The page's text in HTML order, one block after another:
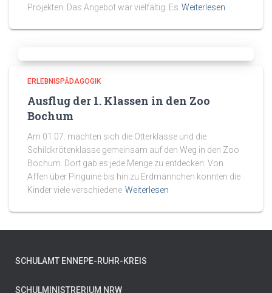
Projekten. Das Angebot war vielfältig: Es Weiterlesen
ERLEBNISPÄDAGOGIK
Ausflug der 1. Klassen in den Zoo
Bochum
Am 01.07. machten sich die Otterklasse und die
Schildkrötenklasse gemeinsam auf den Weg in den Zoo
Bochum. Dort gab es jede Menge zu entdecken: Von
Affen über Pinguine bis hin zu Erdmännchen konnten die
Kinder viele verschiedene Weiterlesen
SCHULAMT ENNEPE-RUHR-KREIS
SCHULMINISTRERIUM NRW